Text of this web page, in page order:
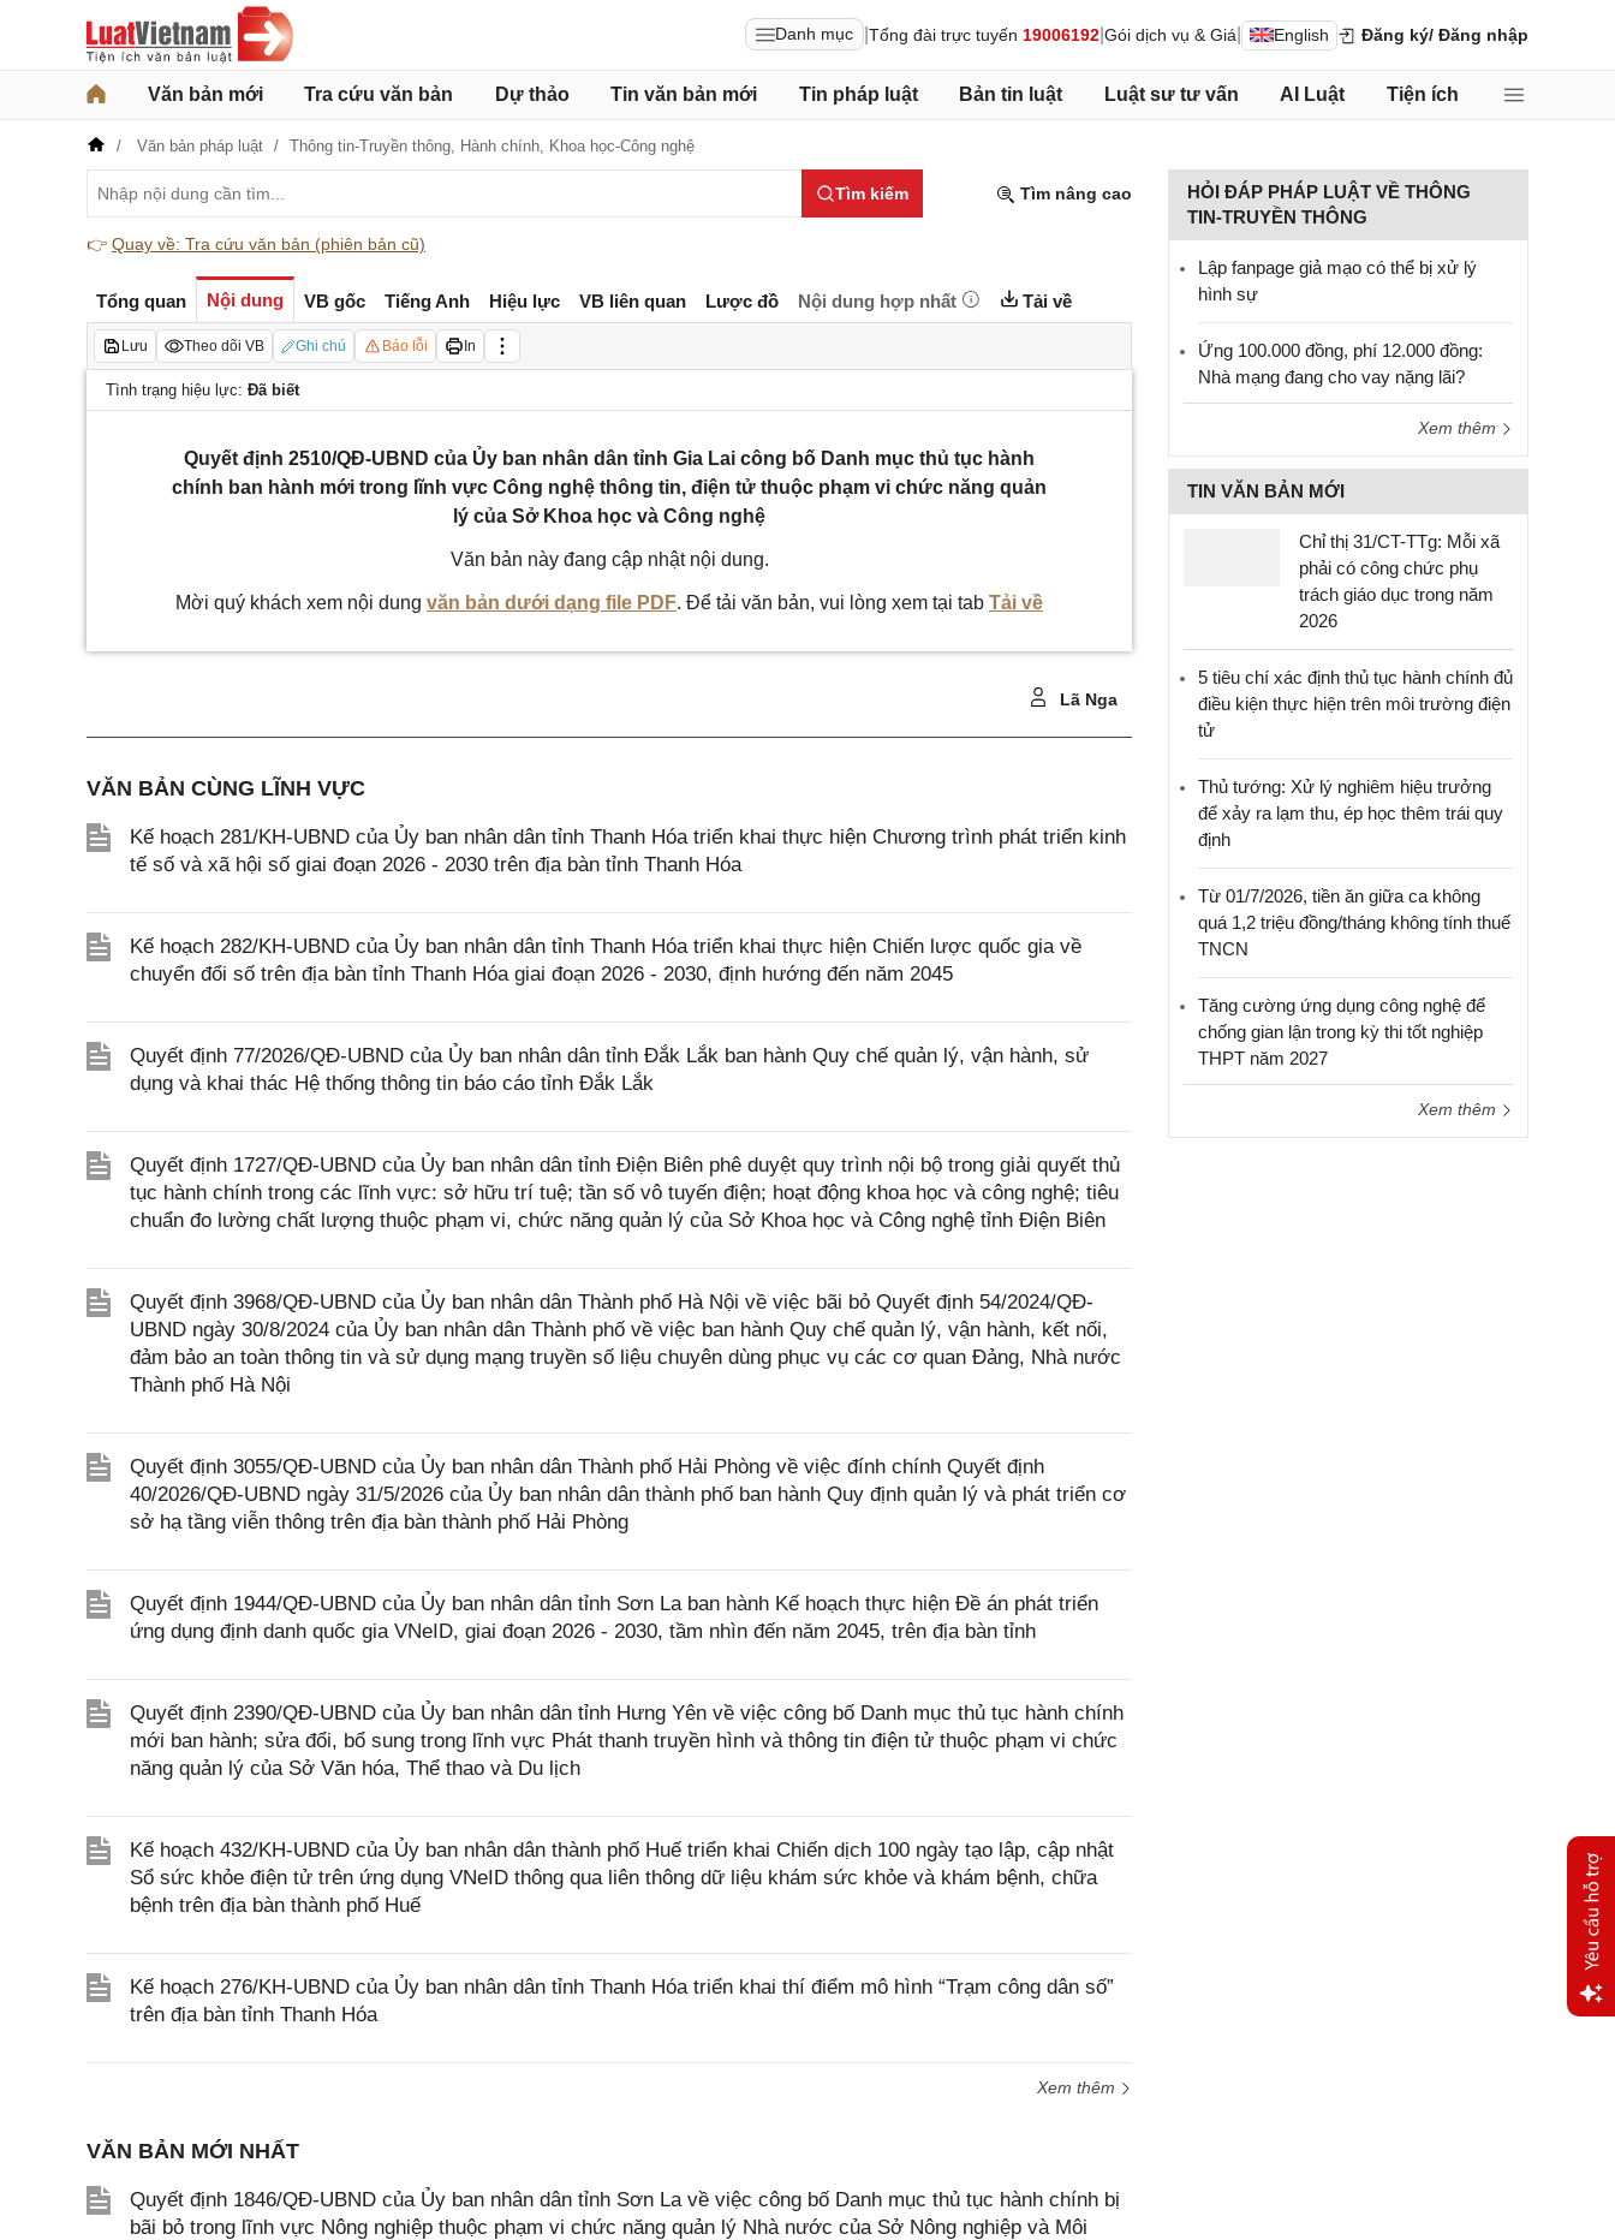
Danh mục Tổng đài trực tuyến 19006192 Gói dịch vụ & Giá English Đăng ký/ Đăng nhập
Văn bản mới Tra cứu văn bản Dự thảo Tin văn bản mới Tin pháp luật Bản tin luật Luật sư tư vấn AI Luật Tiện ích
Văn bản pháp luật Thông tin-Truyền thông, Hành chính, Khoa học-Công nghệ
Tìm kiếm Tìm nâng cao
👉 Quay về: Tra cứu văn bản (phiên bản cũ)
Tổng quan Nội dung VB gốc Tiếng Anh Hiệu lực VB liên quan Lược đồ Nội dung hợp nhất Tải về
Lưu Theo dõi VB Ghi chú Báo lỗi In
Tình trạng hiệu lực: Đã biết
Quyết định 2510/QĐ-UBND của Ủy ban nhân dân tỉnh Gia Lai công bố Danh mục thủ tục hành
chính ban hành mới trong lĩnh vực Công nghệ thông tin, điện tử thuộc phạm vi chức năng quản
lý của Sở Khoa học và Công nghệ
Văn bản này đang cập nhật nội dung.
Mời quý khách xem nội dung văn bản dưới dạng file PDF. Để tải văn bản, vui lòng xem tại tab Tải về
Lã Nga
VĂN BẢN CÙNG LĨNH VỰC
Kế hoạch 281/KH-UBND của Ủy ban nhân dân tỉnh Thanh Hóa triển khai thực hiện Chương trình phát triển kinh
tế số và xã hội số giai đoạn 2026 - 2030 trên địa bàn tỉnh Thanh Hóa
Kế hoạch 282/KH-UBND của Ủy ban nhân dân tỉnh Thanh Hóa triển khai thực hiện Chiến lược quốc gia về
chuyển đổi số trên địa bàn tỉnh Thanh Hóa giai đoạn 2026 - 2030, định hướng đến năm 2045
Quyết định 77/2026/QĐ-UBND của Ủy ban nhân dân tỉnh Đắk Lắk ban hành Quy chế quản lý, vận hành, sử
dụng và khai thác Hệ thống thông tin báo cáo tỉnh Đắk Lắk
Quyết định 1727/QĐ-UBND của Ủy ban nhân dân tỉnh Điện Biên phê duyệt quy trình nội bộ trong giải quyết thủ
tục hành chính trong các lĩnh vực: sở hữu trí tuệ; tần số vô tuyến điện; hoạt động khoa học và công nghệ; tiêu
chuẩn đo lường chất lượng thuộc phạm vi, chức năng quản lý của Sở Khoa học và Công nghệ tỉnh Điện Biên
Quyết định 3968/QĐ-UBND của Ủy ban nhân dân Thành phố Hà Nội về việc bãi bỏ Quyết định 54/2024/QĐ-
UBND ngày 30/8/2024 của Ủy ban nhân dân Thành phố về việc ban hành Quy chế quản lý, vận hành, kết nối,
đảm bảo an toàn thông tin và sử dụng mạng truyền số liệu chuyên dùng phục vụ các cơ quan Đảng, Nhà nước
Thành phố Hà Nội
Quyết định 3055/QĐ-UBND của Ủy ban nhân dân Thành phố Hải Phòng về việc đính chính Quyết định
40/2026/QĐ-UBND ngày 31/5/2026 của Ủy ban nhân dân thành phố ban hành Quy định quản lý và phát triển cơ
sở hạ tầng viễn thông trên địa bàn thành phố Hải Phòng
Quyết định 1944/QĐ-UBND của Ủy ban nhân dân tỉnh Sơn La ban hành Kế hoạch thực hiện Đề án phát triển
ứng dụng định danh quốc gia VNeID, giai đoạn 2026 - 2030, tầm nhìn đến năm 2045, trên địa bàn tỉnh
Quyết định 2390/QĐ-UBND của Ủy ban nhân dân tỉnh Hưng Yên về việc công bố Danh mục thủ tục hành chính
mới ban hành; sửa đổi, bổ sung trong lĩnh vực Phát thanh truyền hình và thông tin điện tử thuộc phạm vi chức
năng quản lý của Sở Văn hóa, Thể thao và Du lịch
Kế hoạch 432/KH-UBND của Ủy ban nhân dân thành phố Huế triển khai Chiến dịch 100 ngày tạo lập, cập nhật
Sổ sức khỏe điện tử trên ứng dụng VNeID thông qua liên thông dữ liệu khám sức khỏe và khám bệnh, chữa
bệnh trên địa bàn thành phố Huế
Kế hoạch 276/KH-UBND của Ủy ban nhân dân tỉnh Thanh Hóa triển khai thí điểm mô hình “Trạm công dân số”
trên địa bàn tỉnh Thanh Hóa
Xem thêm
VĂN BẢN MỚI NHẤT
Quyết định 1846/QĐ-UBND của Ủy ban nhân dân tỉnh Sơn La về việc công bố Danh mục thủ tục hành chính bị
bãi bỏ trong lĩnh vực Nông nghiệp thuộc phạm vi chức năng quản lý Nhà nước của Sở Nông nghiệp và Môi
HỎI ĐÁP PHÁP LUẬT VỀ THÔNG
TIN-TRUYỀN THÔNG
Lập fanpage giả mạo có thể bị xử lý
hình sự
Ứng 100.000 đồng, phí 12.000 đồng:
Nhà mạng đang cho vay nặng lãi?
Xem thêm
TIN VĂN BẢN MỚI
Chỉ thị 31/CT-TTg: Mỗi xã
phải có công chức phụ
trách giáo dục trong năm
2026
5 tiêu chí xác định thủ tục hành chính đủ
điều kiện thực hiện trên môi trường điện
tử
Thủ tướng: Xử lý nghiêm hiệu trưởng
để xảy ra lạm thu, ép học thêm trái quy
định
Từ 01/7/2026, tiền ăn giữa ca không
quá 1,2 triệu đồng/tháng không tính thuế
TNCN
Tăng cường ứng dụng công nghệ để
chống gian lận trong kỳ thi tốt nghiệp
THPT năm 2027
Xem thêm